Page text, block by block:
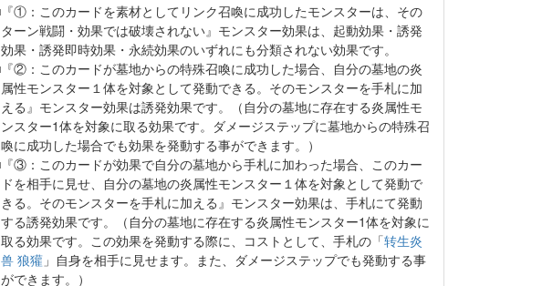
『①：このカードを素材としてリンク召喚に成功したモンスターは、その
ターン戦闘・効果では破壊されない』モンスター効果は、起動効果・誘発
効果・誘発即時効果・永続効果のいずれにも分類されない効果です。
『②：このカードが墓地からの特殊召喚に成功した場合、自分の墓地の炎
属性モンスター１体を対象として発動できる。そのモンスターを手札に加
える』モンスター効果は誘発効果です。（自分の墓地に存在する炎属性モ
ンスター1体を対象に取る効果です。ダメージステップに墓地からの特殊召
喚に成功した場合でも効果を発動する事ができます。）
『③：このカードが効果で自分の墓地から手札に加わった場合、このカー
ドを相手に見せ、自分の墓地の炎属性モンスター１体を対象として発動で
きる。そのモンスターを手札に加える』モンスター効果は、手札にて発動
する誘発効果です。（自分の墓地に存在する炎属性モンスター1体を対象に
取る効果です。この効果を発動する際に、コストとして、手札の「转生炎
兽 狼獾 」自身を相手に見せます。また、ダメージステップでも発動する事
ができます。）